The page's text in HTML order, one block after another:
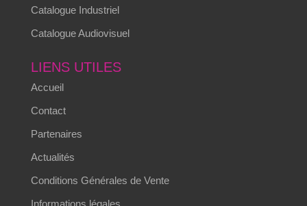
Catalogue Industriel
Catalogue Audiovisuel
LIENS UTILES
Accueil
Contact
Partenaires
Actualités
Conditions Générales de Vente
Informations légales